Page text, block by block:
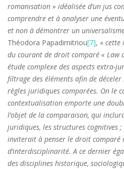
romanisation » idéalisée d’un jus
comprendre et à analyser une
et non à démontrer un
Théodora Papadimitriou[7], « cette
du courant de droit comparé « Law
étude complexe des aspects extra-
filtrage des éléments afin de
règles juridiques comparées. On le
contextualisation emporte une
l’objet de la comparaison, qui
juridiques, les structures cognitives
inviterait à penser le droit comparé
d’interdisciplinarité. A ce dernier
des disciplines historique,